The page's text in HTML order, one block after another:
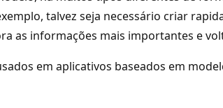
talvez seja necessário criar
as informações mais importantes e
em aplicativos baseados em